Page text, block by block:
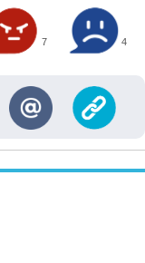
7 4